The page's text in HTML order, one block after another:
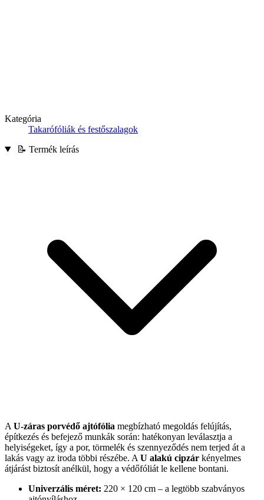
Kategória
Takarófóliák és festőszalagok
📝 Termék leírás
A U-záras porvédő ajtófólia megbízható megoldás felújítás,
építkezés és befejező munkák során: hatékonyan leválasztja a
helyiségeket, így a por, törmelék és szennyeződés nem terjed át a
lakás vagy az iroda többi részébe. A U alakú cipzár kényelmes
átjárást biztosít anélkül, hogy a védőfóliát le kellene bontani.
Univerzális méret: 220 × 120 cm – a legtöbb szabványos